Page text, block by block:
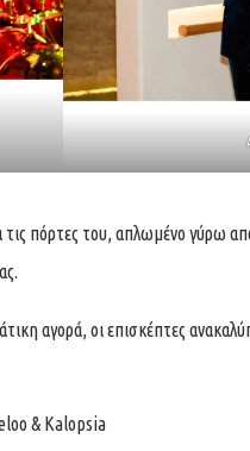
πόρτες του, απλωμένο γύρω
αγορά, οι επισκέπτες
& Kalopsia